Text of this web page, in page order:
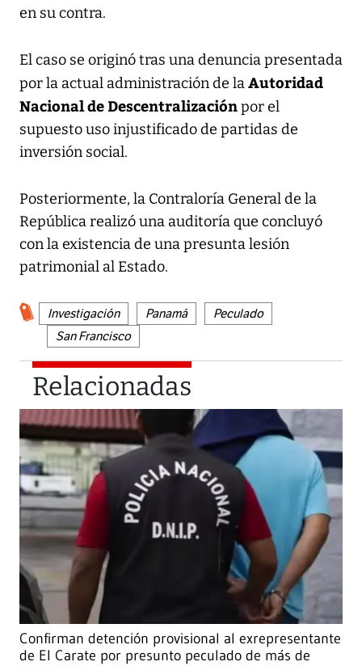
en su contra.
El caso se originó tras una denuncia presentada
por la actual administración de laAutoridad
Nacional de Descentralizaciónpor el
supuesto uso injustificado de partidas de
inversión social.
Posteriormente, la Contraloría General de la
República realizó una auditoría que concluyó
con la existencia de una presunta lesión
patrimonial al Estado.
Investigación Panamá
Peculado
San Francisco
Relacionadas
Confirman detención provisional al exrepresentante
de El Carate por presunto peculado de más de